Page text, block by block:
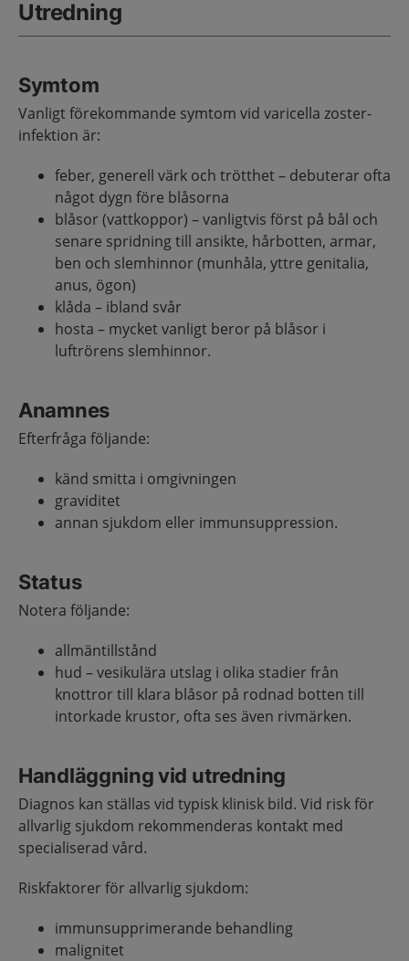
Utredning
Symtom
Vanligt förekommande symtom vid varicella zoster-
infektion är:
feber, generell värk och trötthet – debuterar ofta
något dygn före blåsorna
blåsor (vattkoppor) – vanligtvis först på bål och
senare spridning till ansikte, hårbotten, armar,
ben och slemhinnor (munhåla, yttre genitalia,
anus, ögon)
klåda – ibland svår
hosta – mycket vanligt beror på blåsor i
luftrörens slemhinnor.
Anamnes
Efterfråga följande:
känd smitta i omgivningen
graviditet
annan sjukdom eller immunsuppression.
Status
Notera följande:
allmäntillstånd
hud – vesikulära utslag i olika stadier från
knottror till klara blåsor på rodnad botten till
intorkade krustor, ofta ses även rivmärken.
Handläggning vid utredning
Diagnos kan ställas vid typisk klinisk bild. Vid risk för
allvarlig sjukdom rekommenderas kontakt med
specialiserad vård.
Riskfaktorer för allvarlig sjukdom:
immunsupprimerande behandling
malignitet